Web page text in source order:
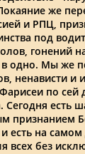
же
и РПЦ,
под
гонений
в одно. Мы же
ненависти и
по сей
есть
признанием
есть на
всех без